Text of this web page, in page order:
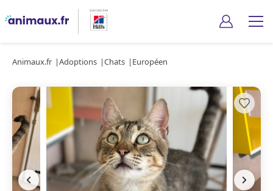
Animaux.fr Adoptions Chats Européen